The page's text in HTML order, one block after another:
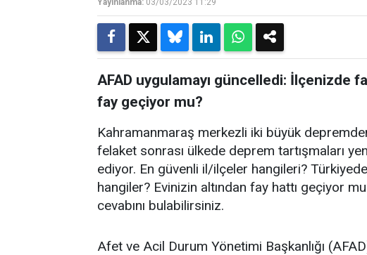
Yayınlanma: 03/03/2023 11:29
AFAD uygulamayı güncelledi: İlçenizde
fay geçiyor mu?
Kahramanmaraş merkezli iki büyük
felaket sonrası ülkede deprem tartışmaları
ediyor. En güvenli il/ilçeler hangileri?
hangiler? Evinizin altından fay hattı geçiyor
cevabını bulabilirsiniz.
Afet ve Acil Durum Yönetimi Başkanlığı